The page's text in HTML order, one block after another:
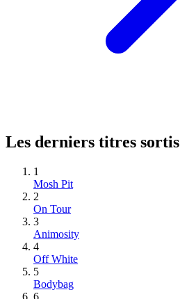
Les derniers titres sortis
1
Mosh Pit
2
On Tour
3
Animosity
4
Off White
5
Bodybag
6